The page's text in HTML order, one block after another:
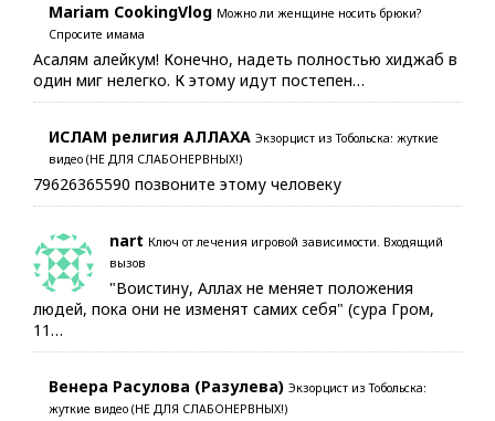
Mariam CookingVlog Можно ли женщине носить брюки?
Спросите имама
Асалям алейкум! Конечно, надеть полностью хиджаб в
один миг нелегко. К этому идут постепен…
ИСЛАМ религия АЛЛАХА Экзорцист из Тобольска: жуткие
видео (НЕ ДЛЯ СЛАБОНЕРВНЫХ!)
79626365590 позвоните этому человеку
nart Ключ от лечения игровой зависимости. Входящий
вызов
"Воистину, Аллах не меняет положения
людей, пока они не изменят самих себя" (сура Гром,
11…
Венера Расулова (Разулева) Экзорцист из Тобольска:
жуткие видео (НЕ ДЛЯ СЛАБОНЕРВНЫХ!)